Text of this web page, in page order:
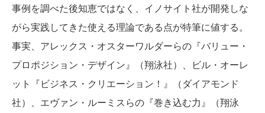
事例を調べた後知恵ではなく、イノサイト社が開発しな
がら実践してきた使える理論である点が特筆に値する。
事実、アレックス・オスターワルダーらの『バリュー・
プロポジション・デザイン』（翔泳社）、ビル・オーレ
ット『ビジネス・クリエーション！』（ダイアモンド
社）、エヴァン・ルーミスらの『巻き込む力』（翔泳